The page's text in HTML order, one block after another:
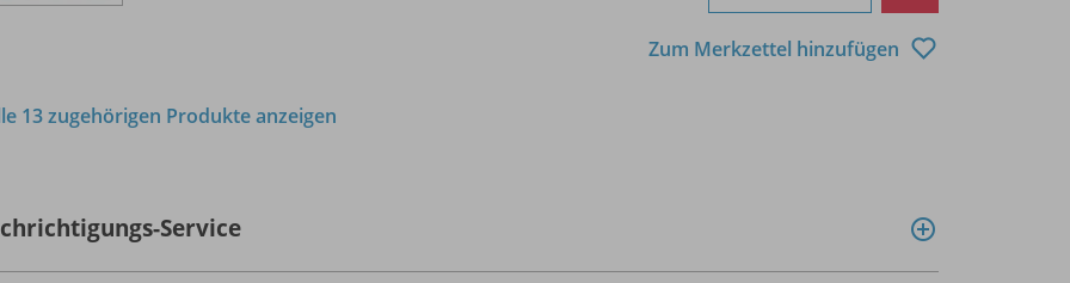
Zum Merkzettel hinzufügen
13 zugehörigen Produkte anzeigen
Service